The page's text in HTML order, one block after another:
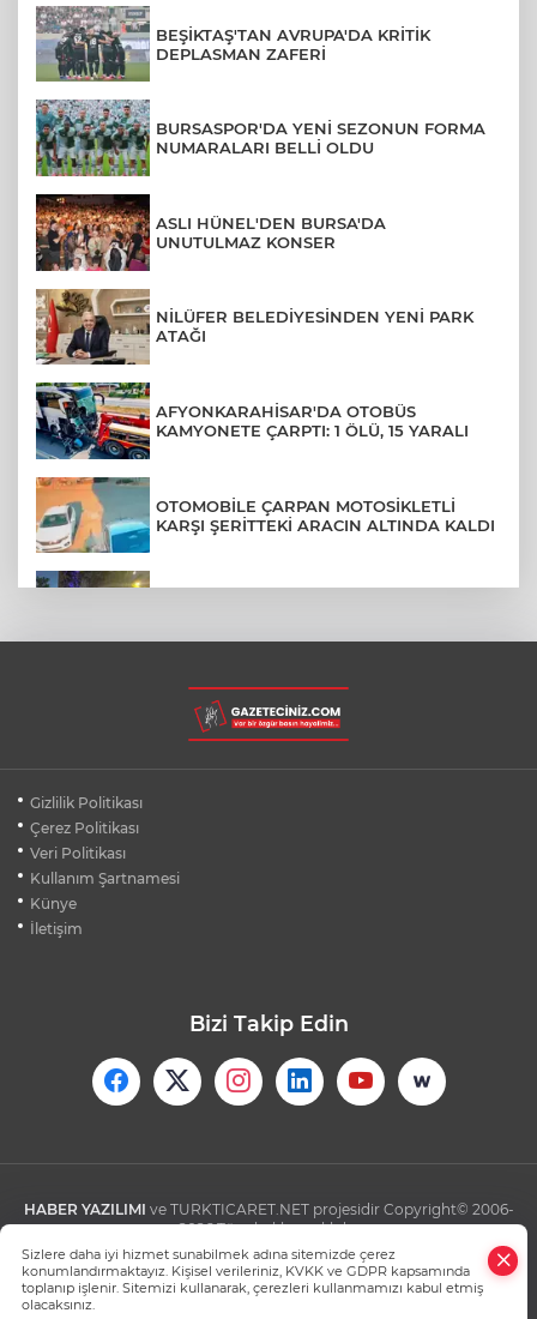
BEŞİKTAŞ'TAN AVRUPA'DA KRİTİK
DEPLASMAN ZAFERİ
BURSASPOR'DA YENİ SEZONUN FORMA
NUMARALARI BELLİ OLDU
ASLI HÜNEL'DEN BURSA'DA
UNUTULMAZ KONSER
NİLÜFER BELEDİYESİNDEN YENİ PARK
ATAĞI
AFYONKARAHİSAR'DA OTOBÜS
KAMYONETE ÇARPTI: 1 ÖLÜ, 15 YARALI
OTOMOBİLE ÇARPAN MOTOSİKLETLİ
KARŞI ŞERİTTEKİ ARACIN ALTINDA KALDI
HAVA 40, ASFALT 200
DERECE: ADANA'DA İŞÇİLERİN ZORLU
MESAİSİ
TRENDYOL 1. LİG'DE GÜNÜN VAR'LARI
Gizlilik Politikası
Çerez Politikası
Veri Politikası
Kullanım Şartnamesi
Künye
İletişim
Bizi Takip Edin
HABER YAZILIMI ve TURKTICARET.NET projesidir Copyright© 2006-
2026 Tüm hakları saklıdır.
Sizlere daha iyi hizmet sunabilmek adına sitemizde çerez
konumlandırmaktayız. Kişisel verileriniz, KVKK ve GDPR kapsamında
toplanıp işlenir. Sitemizi kullanarak, çerezleri kullanmamızı kabul etmiş
olacaksınız.